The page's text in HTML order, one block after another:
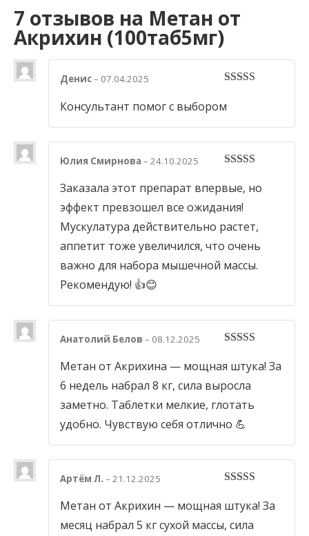
7 отзывов на Метан от
Акрихин (100таб5мг)
Денис– 07.04.2025
Консультант помог с выбором
Юлия Смирнова – 24.10.2025
Заказала этот препарат впервые, но
эффект превзошел все ожидания!
Мускулатура действительно растет,
аппетит тоже увеличился, что очень
важно для набора мышечной массы.
Рекомендую! 👍😊
Анатолий Белов – 08.12.2025
Метан от Акрихина — мощная штука! За
6 недель набрал 8 кг, сила выросла
заметно. Таблетки мелкие, глотать
удобно. Чувствую себя отлично 💪
Артём Л. – 21.12.2025
Метан от Акрихин — мощная штука! За
месяц набрал 5 кг сухой массы, сила